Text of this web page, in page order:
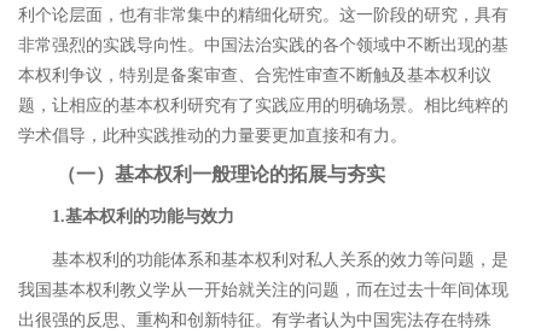
利个论层面，也有非常集中的精细化研究。这一阶段的研究，具有
非常强烈的实践导向性。中国法治实践的各个领域中不断出现的基
本权利争议，特别是备案审查、合宪性审查不断触及基本权利议
题，让相应的基本权利研究有了实践应用的明确场景。相比纯粹的
学术倡导，此种实践推动的力量要更加直接和有力。
（一）基本权利一般理论的拓展与夯实
1.基本权利的功能与效力
基本权利的功能体系和基本权利对私人关系的效力等问题，是
我国基本权利教义学从一开始就关注的问题，而在过去十年间体现
出很强的反思、重构和创新特征。有学者认为中国宪法存在特殊